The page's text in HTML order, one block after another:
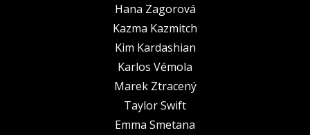
Hana Zagorová
Kazma Kazmitch
Kim Kardashian
Karlos Vémola
Marek Ztracený
Taylor Swift
Emma Smetana